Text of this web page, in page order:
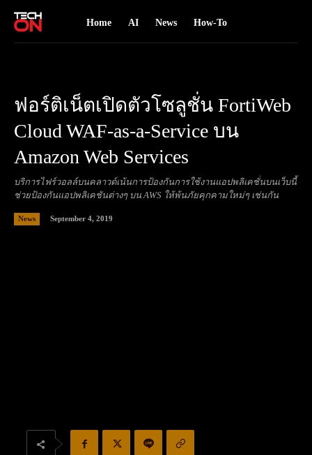
Home AI News How-To
ฟอร์ติเน็ตเปิดตัวโซลูชั่น FortiWeb
Cloud WAF-as-a-Service บน
Amazon Web Services
บริการไฟร์วอลล์บนคลาวด์เน้นการป้องกันการใช้งานแอปพลิเคชั่นบนเว็บนี้
ช่วยป้องกันแอปพลิเคชันต่างๆ บน AWS ให้พ้นภัยคุกคามใหม่ๆ เช่นกัน
News September 4, 2019